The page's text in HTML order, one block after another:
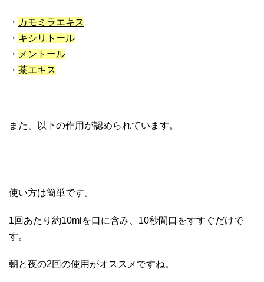
・ カモミラエキス
・ キシリトール
・ メントール
・ 茶エキス
また、以下の作用が認められています。
使い方は簡単です。
1回あたり約10mlを口に含み、10秒間口をすすぐだけで
す。
朝と夜の2回の使用がオススメですね。